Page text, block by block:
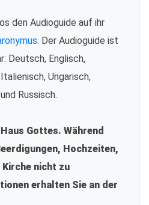
den Audioguide auf ihr
. Der Audioguide ist
Deutsch, Englisch,
Ungarisch,
Russisch.
Gottes. Während
Hochzeiten,
nicht zu
erhalten Sie an der